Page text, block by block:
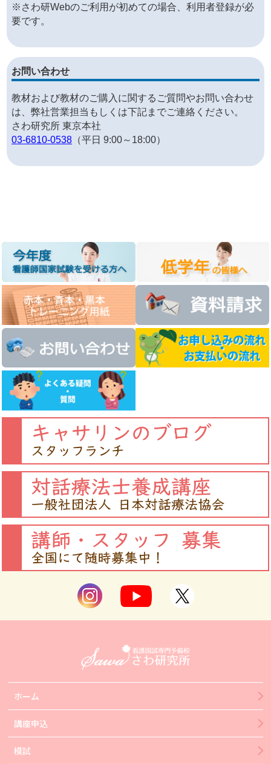
※さわ研Webのご利用が初めての場合、利用者登録が必
要です。
お問い合わせ
教材および教材のご購入に関するご質問やお問い合わせ
は、弊社営業担当もしくは下記までご連絡ください。
さわ研究所 東京本社
03-6810-0538 （平日 9:00～18:00）
ホーム
講座申込
模試